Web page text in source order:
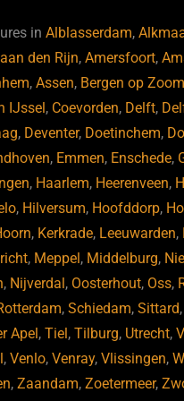
ky dI
n
inAlblasserdam,
den Rijn,Amersfoort,
,Assen, Bergen op Zoom
IJssel , Coevorden, Delft,
, Deventer, Doetinchem,
, Emmen, Enschede,
, Haarlem, Heerenveen,
, Hilversum, Hoofddorp,
, Kerkrade, Leeuwarden,
, Meppel , Middelburg,
, Nijverdal , Oosterhout, Oss,
, Schiedam, Sittard,
Apel ,Tiel ,Tilburg, Utrecht,
,Venlo,Venray,Vlissingen,
,Zaandam,Zoetermeer,